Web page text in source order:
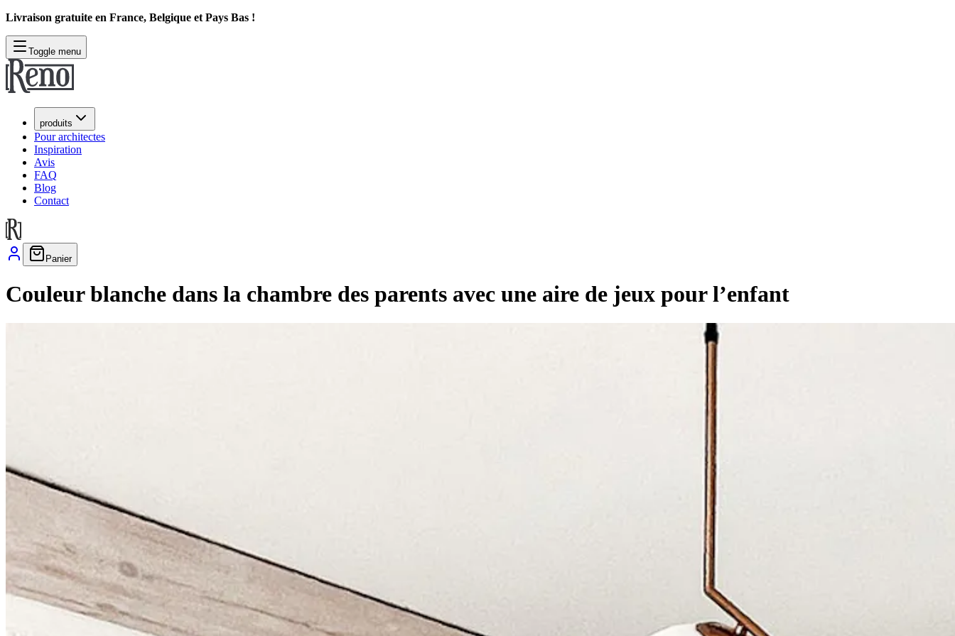
Livraison gratuite en France, Belgique et Pays Bas !
Toggle menu
produits
Pour architectes
Inspiration
Avis
FAQ
Blog
Contact
Panier
Couleur blanche dans la chambre des parents avec une aire de jeux pour l’enfant